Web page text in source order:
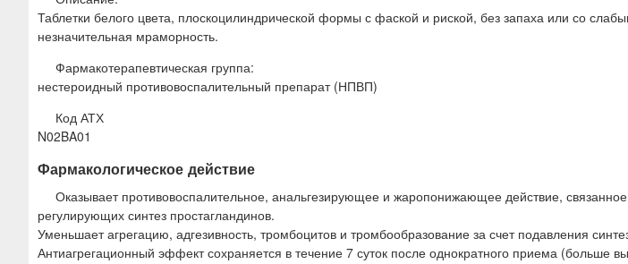
Таблетки белого цвета, плоскоцилиндрической формы с фаской и риской, без запаха или со
незначительная мраморность.
Фармакотерапевтическая группа:
нестероидный противовоспалительный препарат (НПВП)
Код АТХ
N02BA01
Фармакологическое действие
Оказывает противовоспалительное, анальгезирующее и жаропонижающее действие,
регулирующих синтез простагландинов.
Уменьшает агрегацию, адгезивность, тромбоцитов и тромбообразование за счет подавления
Антиагрегационный эффект сохраняется в течение 7 суток после однократного приема (больше